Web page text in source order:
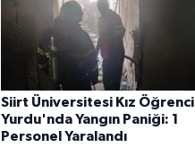
Siirt Üniversitesi Kız Öğrenci
Yurdu'nda Yangın Paniği: 1
Personel Yaralandı